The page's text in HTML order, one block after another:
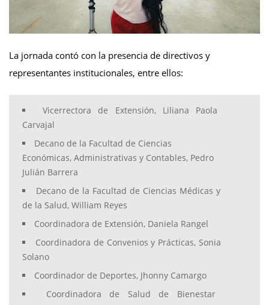
La jornada contó con la presencia de directivos y
representantes institucionales, entre ellos:
Vicerrectora de Extensión, Liliana Paola
Carvajal
Decano de la Facultad de Ciencias
Económicas, Administrativas y Contables, Pedro
Julián Barrera
Decano de la Facultad de Ciencias Médicas y
de la Salud, William Reyes
Coordinadora de Extensión, Daniela Rangel
Coordinadora de Convenios y Prácticas, Sonia
Solano
Coordinador de Deportes, Jhonny Camargo
Coordinadora de Salud de Bienestar